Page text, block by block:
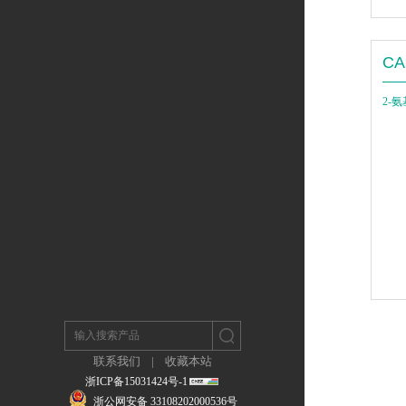
联系我们 | 收藏本站
浙ICP备15031424号-1
浙公网安备 33108202000536号
2-氨